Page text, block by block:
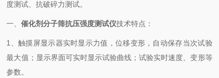
度测试、抗破碎力测试。
一、催化剂分子筛抗压强度测试仪技术特点：
1、触摸屏显示器实时显示力值，位移变形，自动保存当次试验
最大值；显示界面可实时显示试验曲线；试验实时速度、变形等
参数。